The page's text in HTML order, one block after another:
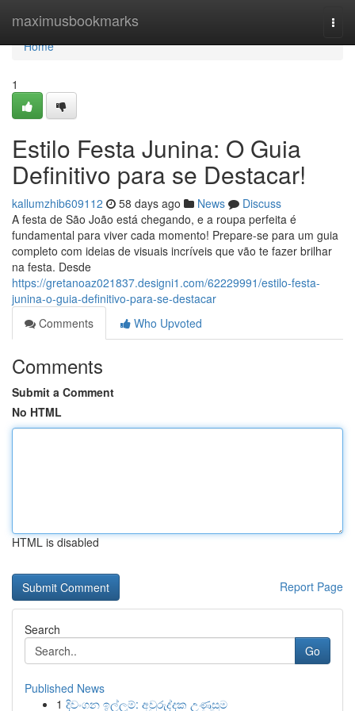
maximusbookmarks
Home
Home
1
Estilo Festa Junina: O Guia
Definitivo para se Destacar!
kallumzhib609112 58 days ago News
Discuss
A festa de São João está chegando, e a roupa perfeita é
fundamental para viver cada momento! Prepare-se para um guia
completo com ideias de visuais incríveis que vão te fazer brilhar
na festa. Desde
https://gretanoaz021837.designi1.com/62229991/estilo-festa-
junina-o-guia-definitivo-para-se-destacar
Comments
Who Upvoted
Comments
Submit a Comment
No HTML
HTML is disabled
Report Page
Search
Go
Published News
1 දිවංගන ඉල්ලුම්: අවුරුද්දක උණුසුම